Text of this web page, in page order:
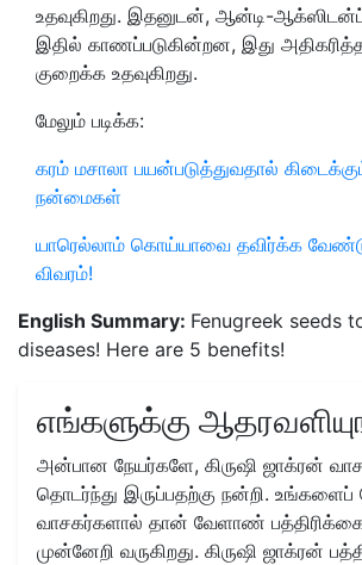
உதவுகிறது. இதனுடன், ஆன்டி-
இதில் காணப்படுகின்றன, இது
குறைக்க உதவுகிறது.
மேலும் படிக்க:
கரம் மசாலா பயன்படுத்துவதால்
நன்மைகள்
யாரெல்லாம் கொய்யாவை தவிர்க்க
விவரம்!
English Summary: Fenugreek seeds
diseases! Here are 5 benefits!
எங்களுக்கு
அன்பான நேயர்களே, கிருஷி ஜாக்ரன்
தொடர்ந்து இருப்பதற்கு நன்றி.
வாசகர்களால் தான் வேளாண்
முன்னேறி வருகிறது. கிருஷி ஜாக்ரன்